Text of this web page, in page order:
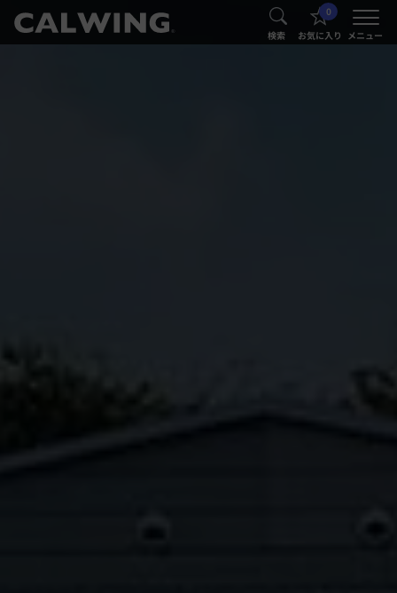
® 検索
0
お気に入り メニュー
®